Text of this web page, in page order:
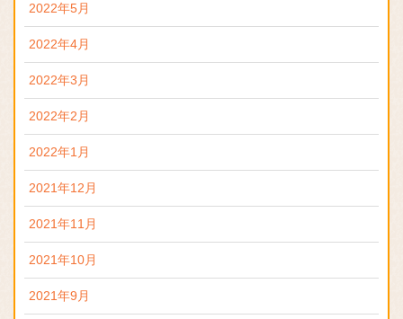
2022年5月
2022年4月
2022年3月
2022年2月
2022年1月
2021年12月
2021年11月
2021年10月
2021年9月